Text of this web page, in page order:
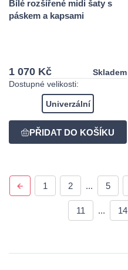
Bílé rozšířené midi šaty s
páskem a kapsami
1 070 Kč
Skladem
Dostupné velikosti:
Univerzální
1 2 ... 5
11 ... 14